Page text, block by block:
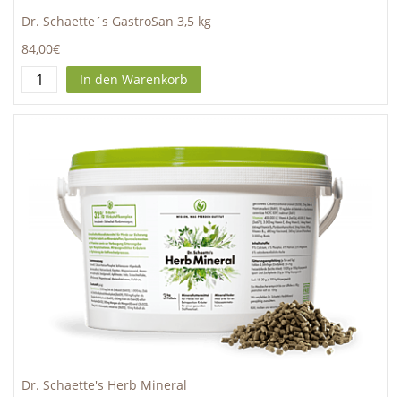
Dr. Schaette´s GastroSan 3,5 kg
84,00€
In den Warenkorb
Dr. Schaette's Herb Mineral